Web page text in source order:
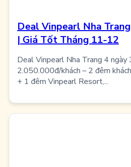
Deal Vinpearl Nha
| Giá Tốt Tháng 11-12
Deal Vinpearl Nha Trang 4 ngày
2.050.000đ/khách – 2 đêm
+ 1 đêm Vinpearl Resort,...